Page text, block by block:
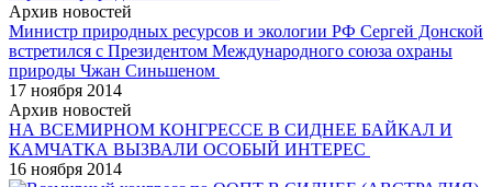
Архив новостей
Министр природных ресурсов и экологии РФ Сергей Донской
встретился с Президентом Международного союза охраны
природы Чжан Синьшеном
17 ноября 2014
Архив новостей
НА ВСЕМИРНОМ КОНГРЕССЕ В СИДНЕЕ БАЙКАЛ И
КАМЧАТКА ВЫЗВАЛИ ОСОБЫЙ ИНТЕРЕС
16 ноября 2014